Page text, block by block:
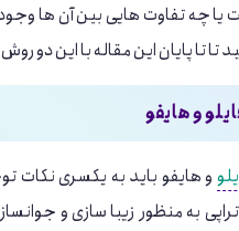
چه تفاوت ‌هایی بین آن ‌ها
تا تا پایان این مقاله با این دو
و هایفو
و هایفو باید به یکسری نکات
به منظور زیبا سازی و